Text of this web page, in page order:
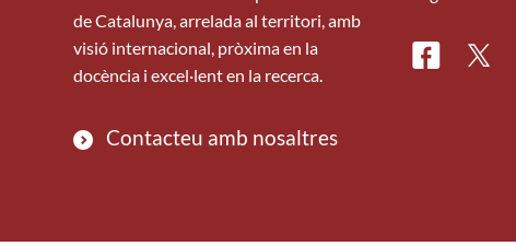
de Catalunya, arrelada al territori, amb
visió internacional, pròxima en la
docència i excel·lent en la recerca.
Contacteu amb nosaltres
Facebook